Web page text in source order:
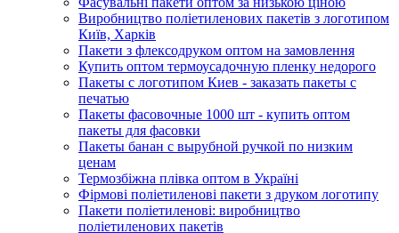
Виробництво поліетиленових пакетів з логотипом
Київ, Харків
Пакети з флексодруком оптом на замовлення
Купить оптом термоусадочную пленку недорого
Пакеты с логотипом Киев - заказать пакеты с
печатью
Пакеты фасовочные 1000 шт - купить оптом
пакеты для фасовки
Пакеты банан с вырубной ручкой по низким
ценам
Термозбіжна плівка оптом в Україні
Фірмові поліетиленові пакети з друком логотипу
Пакети поліетиленові: виробництво
поліетиленових пакетів